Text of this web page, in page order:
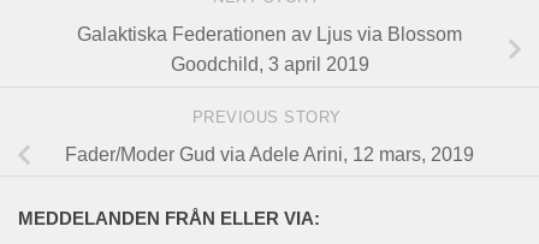
Galaktiska Federationen av Ljus via Blossom
Goodchild, 3 april 2019
PREVIOUS STORY
Fader/Moder Gud via Adele Arini, 12 mars, 2019
MEDDELANDEN FRÅN ELLER VIA: